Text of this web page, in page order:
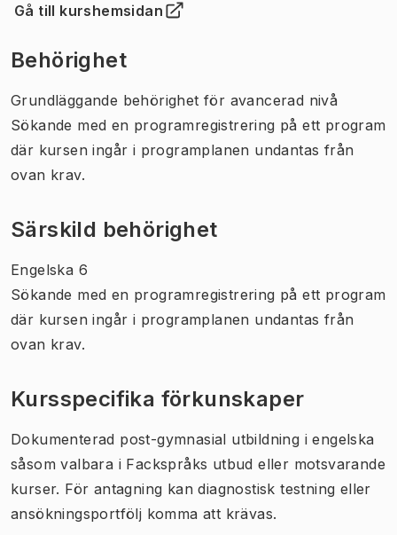
Gå till kurshemsidan
(Öppnas i ny flik)
Behörighet
Grundläggande behörighet för avancerad nivå
Sökande med en programregistrering på ett program
där kursen ingår i programplanen undantas från
ovan krav.
Särskild behörighet
Engelska 6
Sökande med en programregistrering på ett program
där kursen ingår i programplanen undantas från
ovan krav.
Kursspecifika förkunskaper
Dokumenterad post-gymnasial utbildning i engelska
såsom valbara i Fackspråks utbud eller motsvarande
kurser. För antagning kan diagnostisk testning eller
ansökningsportfölj komma att krävas.